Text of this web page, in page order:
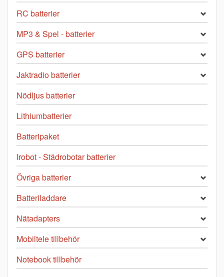
RC batterier
MP3 & Spel - batterier
GPS batterier
Jaktradio batterier
Nödljus batterier
Lithiumbatterier
Batteripaket
Irobot - Städrobotar batterier
Övriga batterier
Batteriladdare
Nätadapters
Mobiltele tillbehör
Notebook tillbehör